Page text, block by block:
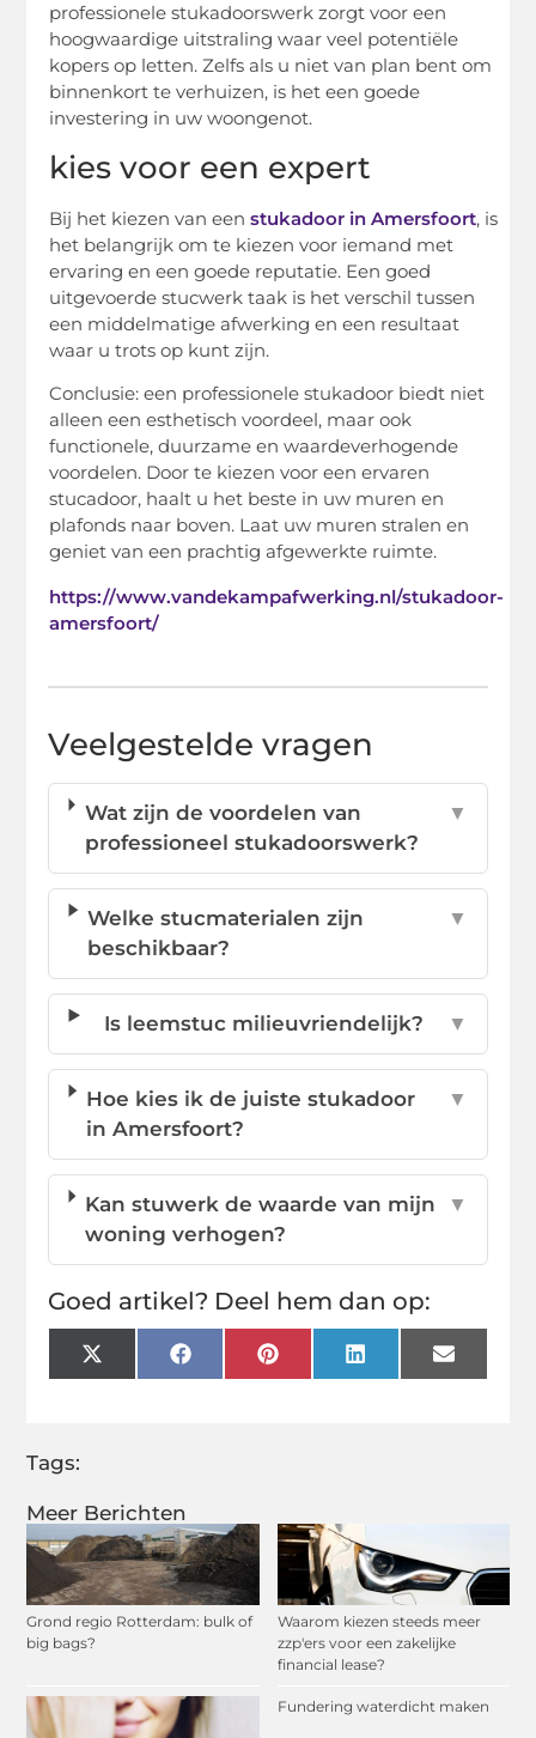
Meer Berichten
Grond regio Rotterdam: bulk of
big bags?
Waarom kiezen steeds meer
zzp'ers voor een zakelijke
financial lease?
Fundering waterdicht maken
professionele stukadoorswerk zorgt voor een
hoogwaardige uitstraling waar veel potentiële
kopers op letten. Zelfs als u niet van plan bent om
binnenkort te verhuizen, is het een goede
investering in uw woongenot.
kies voor een expert
Bij het kiezen van eenstukadoor in Amersfoort, is
het belangrijk om te kiezen voor iemand met
ervaring en een goede reputatie. Een goed
uitgevoerde stucwerk taak is het verschil tussen
een middelmatige afwerking en een resultaat
waar u trots op kunt zijn.
Conclusie: een professionele stukadoor biedt niet
alleen een esthetisch voordeel, maar ook
functionele, duurzame en waardeverhogende
voordelen. Door te kiezen voor een ervaren
stucadoor, haalt u het beste in uw muren en
plafonds naar boven. Laat uw muren stralen en
geniet van een prachtig afgewerkte ruimte.
https://www.vandekampafwerking.nl/stukadoor-
amersfoort/
Veelgestelde vragen
Wat zijn de voordelen van
professioneel stukadoorswerk?
▼
Welke stucmaterialen zijn
beschikbaar?
▼
Is leemstuc milieuvriendelijk? ▼
Hoe kies ik de juiste stukadoor
in Amersfoort?
▼
Kan stuwerk de waarde van mijn
woning verhogen?
▼
Goed artikel? Deel hem dan op:
X
(Twitter)
FacebookPinterestLinkedInEmail
Tags: